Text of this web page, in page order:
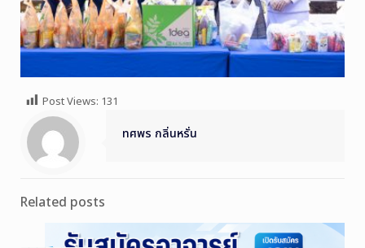
Post Views: 131
ทศพร กลิ่นหรั่น
Related posts